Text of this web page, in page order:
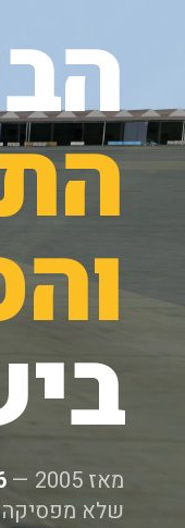
מאז 2005 —
שלא מפסיקה